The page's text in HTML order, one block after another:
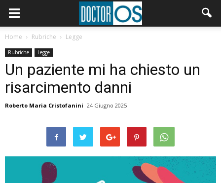
Home Rubriche Legge
Rubriche Legge
Un paziente mi ha chiesto un
risarcimento danni
Roberto Maria Cristofanini 24 Giugno 2025